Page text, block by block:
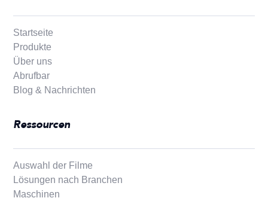
Startseite
Produkte
Über uns
Abrufbar
Blog & Nachrichten
Ressourcen
Auswahl der Filme
Lösungen nach Branchen
Maschinen